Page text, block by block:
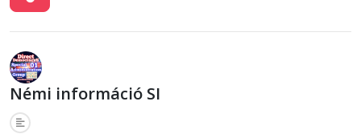
Némi információ SI